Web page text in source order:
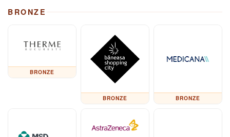
BRONZE
BRONZE
BRONZE BRONZE